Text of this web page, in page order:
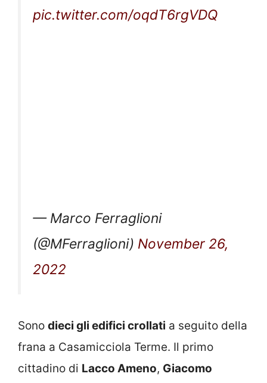
pic.twitter.com/oqdT6rgVDQ
— Marco Ferraglioni
(@MFerraglioni) November 26,
2022
Sono dieci gli edifici crollati a seguito della
frana a Casamicciola Terme. Il primo
cittadino di Lacco Ameno, Giacomo